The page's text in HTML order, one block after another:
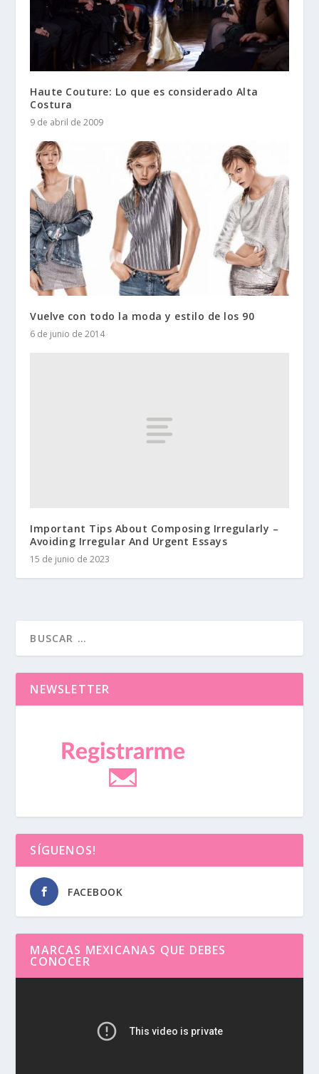
Haute Couture: Lo que es considerado Alta
Costura
9 de abril de 2009
Vuelve con todo la moda y estilo de los 90
6 de junio de 2014
Important Tips About Composing Irregularly –
Avoiding Irregular And Urgent Essays
15 de junio de 2023
NEWSLETTER
SÍGUENOS!
FACEBOOK
MARCAS MEXICANAS QUE DEBES
CONOCER